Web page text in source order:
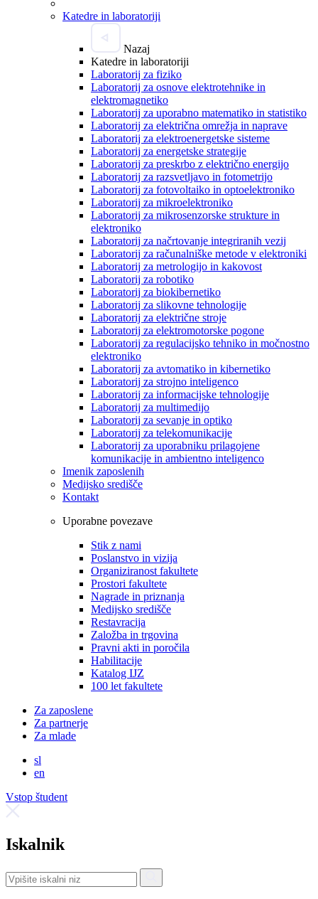
Katedre in laboratoriji
Nazaj
Katedre in laboratoriji
Laboratorij za fiziko
Laboratorij za osnove elektrotehnike in
elektromagnetiko
Laboratorij za uporabno matematiko in statistiko
Laboratorij za električna omrežja in naprave
Laboratorij za elektroenergetske sisteme
Laboratorij za energetske strategije
Laboratorij za preskrbo z električno energijo
Laboratorij za razsvetljavo in fotometrijo
Laboratorij za fotovoltaiko in optoelektroniko
Laboratorij za mikroelektroniko
Laboratorij za mikrosenzorske strukture in
elektroniko
Laboratorij za načrtovanje integriranih vezij
Laboratorij za računalniške metode v elektroniki
Laboratorij za metrologijo in kakovost
Laboratorij za robotiko
Laboratorij za biokibernetiko
Laboratorij za slikovne tehnologije
Laboratorij za električne stroje
Laboratorij za elektromotorske pogone
Laboratorij za regulacijsko tehniko in močnostno
elektroniko
Laboratorij za avtomatiko in kibernetiko
Laboratorij za strojno inteligenco
Laboratorij za informacijske tehnologije
Laboratorij za multimedijo
Laboratorij za sevanje in optiko
Laboratorij za telekomunikacije
Laboratorij za uporabniku prilagojene
komunikacije in ambientno inteligenco
Imenik zaposlenih
Medijsko središče
Kontakt
Uporabne povezave
Stik z nami
Poslanstvo in vizija
Organiziranost fakultete
Prostori fakultete
Nagrade in priznanja
Medijsko središče
Restavracija
Založba in trgovina
Pravni akti in poročila
Habilitacije
Katalog IJZ
100 let fakultete
Za zaposlene
Za partnerje
Za mlade
sl
en
Vstop študent
Iskalnik